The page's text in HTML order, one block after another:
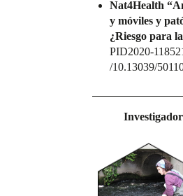
Nat4Health
y móviles y
¿Riesgo para
PID2020-
/10.13039/